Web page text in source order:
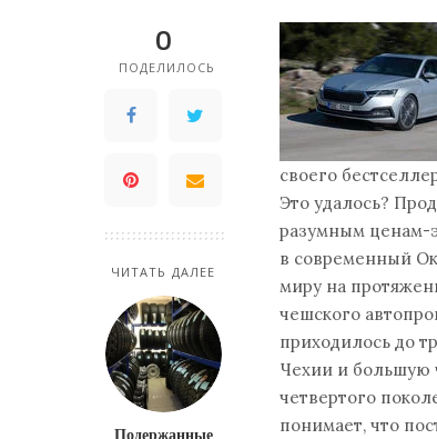
0
ПОДЕЛИЛОСЬ
ЧИТАТЬ ДАЛЕЕ
Подержанные
своего
Это удалось?
разумным ценам-
в современный
миру на
чешского
приходилось до
Чехии и большую
четвертого
понимает, что